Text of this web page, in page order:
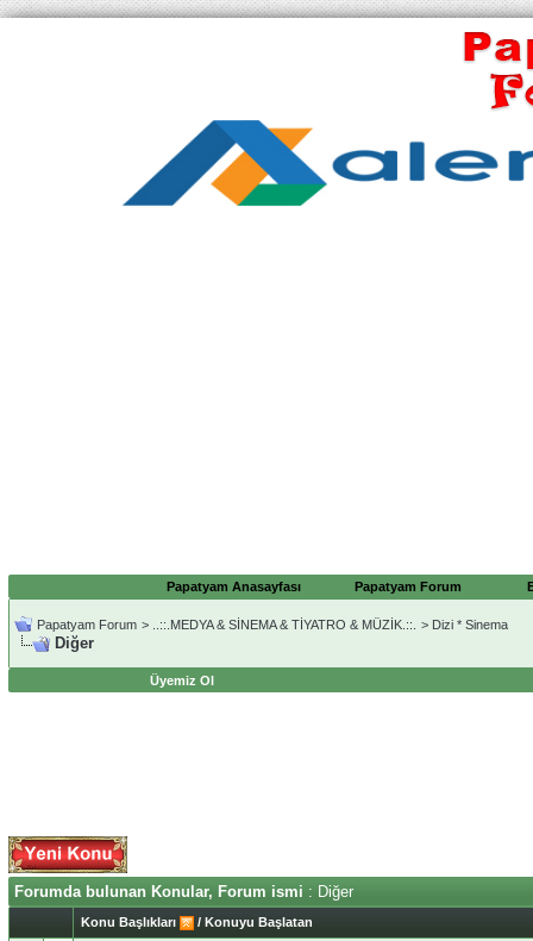
Papatyam Anasayfası Papatyam Forum
Papatyam Forum > ..::.MEDYA & SİNEMA & TİYATRO & MÜZİK.::. > Dizi * Sinema
Diğer
Üyemiz Ol
Forumda bulunan Konular, Forum ismi : Diğer
Konu Başlıkları / Konuyu Başlatan